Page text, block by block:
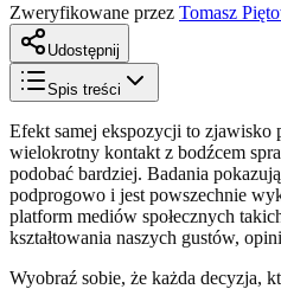
Zweryfikowane przez Tomasz
Udostępnij
Spis treści
Efekt samej ekspozycji to zjawisko
wielokrotny kontakt z bodźcem
podobać bardziej. Badania
podprogowo i jest powszechnie
platform mediów społecznych
kształtowania naszych gustów,
Wyobraź sobie, że każda decyzja,